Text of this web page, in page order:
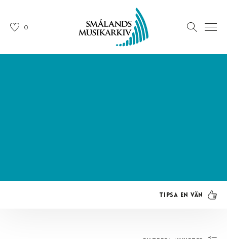
0
Tipsa en vän